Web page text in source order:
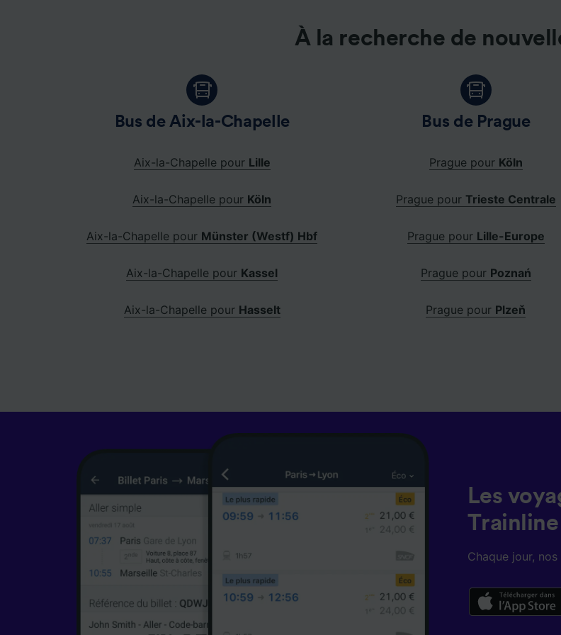
À la recherche de
Bus de Aix-la-Chapelle
Aix-la-Chapelle pour Lille
Aix-la-Chapelle pour Köln
Aix-la-Chapelle pour Münster (Westf) Hbf
Aix-la-Chapelle pour Kassel
Aix-la-Chapelle pour Hasselt
Bus de Prague
Prague pour Köln
Prague pour Trieste Centrale
Prague pour Lille-Europe
Prague pour Poznań
Prague pour Plzeň
Les
Trainline
Chaque jour,